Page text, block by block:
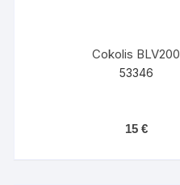
Cokolis BLV200
53346
15 €